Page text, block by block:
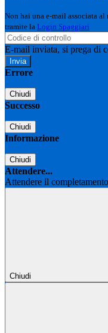
Non hai una e-mail associata
tramite la Login Spaggiari
E-mail inviata, si prega di
Errore
Chiudi
Successo
Chiudi
Informazione
Chiudi
Attendere...
Attendere il
Chiudi